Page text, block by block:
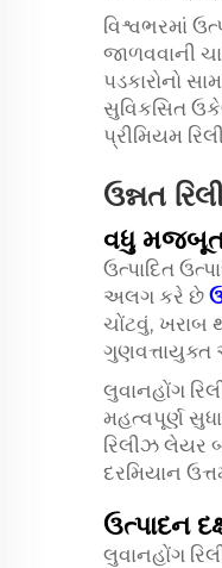
વિશ્વભરમાં
જાળવવાની
પડકારોનો
સુવિકસિત
પ્રીમિયમ
ઉન્નત
વધુ મજબૂત
ઉત્પાદિત
અલગ કરે છે
ચોંટવું, ખરાબ
ગુણવત્તાયુક્ત
લુવાનહોંગ
મહત્વપૂર્ણ
રિલીઝ લેયર
દરમિયાન
ઉત્પાદન
લુવાનહોંગ